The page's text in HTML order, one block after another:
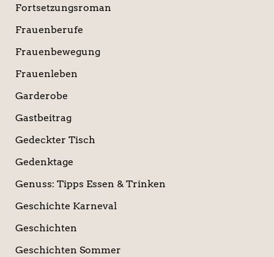
Fortsetzungsroman
Frauenberufe
Frauenbewegung
Frauenleben
Garderobe
Gastbeitrag
Gedeckter Tisch
Gedenktage
Genuss: Tipps Essen & Trinken
Geschichte Karneval
Geschichten
Geschichten Sommer